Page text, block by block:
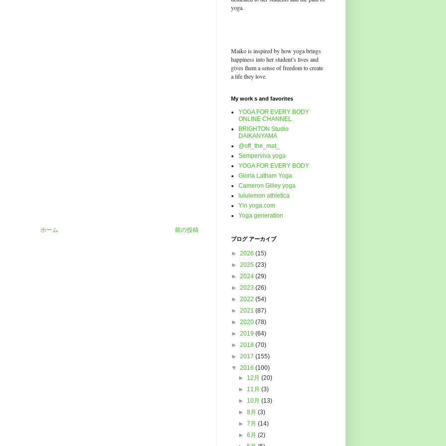
前の投稿
ホーム
yoga.
Maiko is inspired by how yoga brings
happiness into her student’s lives and
gives them a sense of freedom to create
a life they love.
My work s and favorites
YOGA FOR EVERY BODY
ONLINE CHANNEL
BRIGHTON Studio
DAIKANYAMA
@off_the_mat_
Semperviva yoga
YOGA FOR EVERY BODY
Gloria Latham Yoga
Cameron Gilley yoga
lululemon athletica
Yin yoga.com
Yoga generation
ブログ アーカイブ
► 2026 (15)
► 2025 (23)
► 2024 (29)
► 2023 (26)
► 2022 (54)
► 2021 (87)
► 2020 (78)
► 2019 (64)
► 2018 (70)
► 2017 (155)
▼ 2016 (100)
► 12月(20)
► 11月(3)
► 10月(13)
►8月(3)
►7月(14)
►6月(2)